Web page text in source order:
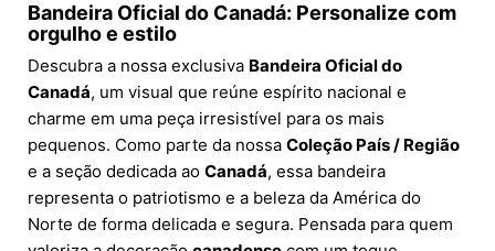
Bandeira Oficial do Canadá: Personalize com
orgulho e estilo
Descubra a nossa exclusiva Bandeira Oficial do
Canadá, um visual que reúne espírito nacional e
charme em uma peça irresistível para os mais
pequenos. Como parte da nossa Coleção País / Região
e a seção dedicada ao Canadá, essa bandeira
representa o patriotismo e a beleza da América do
Norte de forma delicada e segura. Pensada para quem